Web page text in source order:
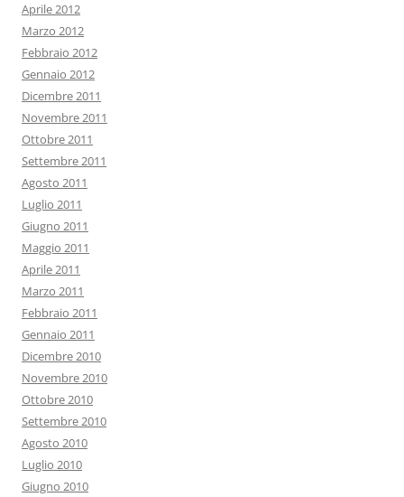
Aprile 2012
Marzo 2012
Febbraio 2012
Gennaio 2012
Dicembre 2011
Novembre 2011
Ottobre 2011
Settembre 2011
Agosto 2011
Luglio 2011
Giugno 2011
Maggio 2011
Aprile 2011
Marzo 2011
Febbraio 2011
Gennaio 2011
Dicembre 2010
Novembre 2010
Ottobre 2010
Settembre 2010
Agosto 2010
Luglio 2010
Giugno 2010